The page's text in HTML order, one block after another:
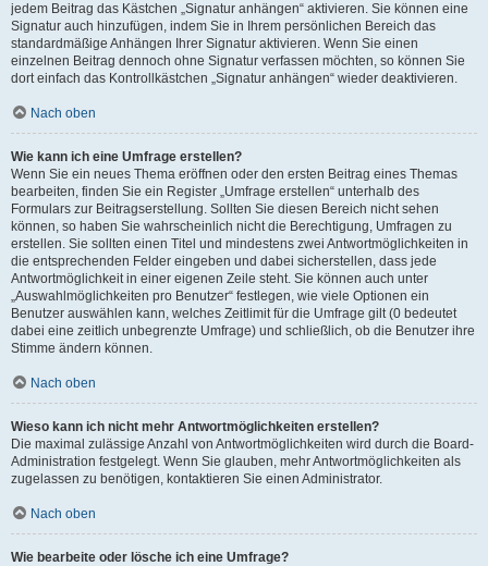
jedem Beitrag das Kästchen „Signatur anhängen“ aktivieren. Sie können eine
Signatur auch hinzufügen, indem Sie in Ihrem persönlichen Bereich das
standardmäßige Anhängen Ihrer Signatur aktivieren. Wenn Sie einen
einzelnen Beitrag dennoch ohne Signatur verfassen möchten, so können Sie
dort einfach das Kontrollkästchen „Signatur anhängen“ wieder deaktivieren.
Nach oben
Wie kann ich eine Umfrage erstellen?
Wenn Sie ein neues Thema eröffnen oder den ersten Beitrag eines Themas
bearbeiten, finden Sie ein Register „Umfrage erstellen“ unterhalb des
Formulars zur Beitragserstellung. Sollten Sie diesen Bereich nicht sehen
können, so haben Sie wahrscheinlich nicht die Berechtigung, Umfragen zu
erstellen. Sie sollten einen Titel und mindestens zwei Antwortmöglichkeiten in
die entsprechenden Felder eingeben und dabei sicherstellen, dass jede
Antwortmöglichkeit in einer eigenen Zeile steht. Sie können auch unter
„Auswahlmöglichkeiten pro Benutzer“ festlegen, wie viele Optionen ein
Benutzer auswählen kann, welches Zeitlimit für die Umfrage gilt (0 bedeutet
dabei eine zeitlich unbegrenzte Umfrage) und schließlich, ob die Benutzer ihre
Stimme ändern können.
Nach oben
Wieso kann ich nicht mehr Antwortmöglichkeiten erstellen?
Die maximal zulässige Anzahl von Antwortmöglichkeiten wird durch die Board-
Administration festgelegt. Wenn Sie glauben, mehr Antwortmöglichkeiten als
zugelassen zu benötigen, kontaktieren Sie einen Administrator.
Nach oben
Wie bearbeite oder lösche ich eine Umfrage?